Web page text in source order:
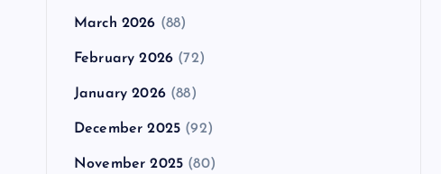
March 2026 (88)
February 2026 (72)
January 2026(88)
December 2025 (92)
November 2025 (80)